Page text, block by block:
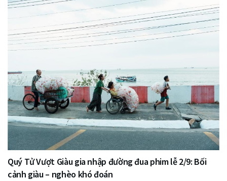
Quý Tử Vượt Giàu gia nhập đường đua phim lễ 2/9: Bối
cảnh giàu – nghèo khó đoán